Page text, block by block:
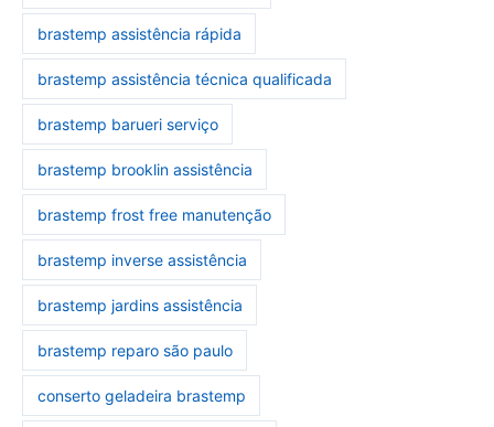
brastemp assistência rápida
brastemp assistência técnica qualificada
brastemp barueri serviço
brastemp brooklin assistência
brastemp frost free manutenção
brastemp inverse assistência
brastemp jardins assistência
brastemp reparo são paulo
conserto geladeira brastemp